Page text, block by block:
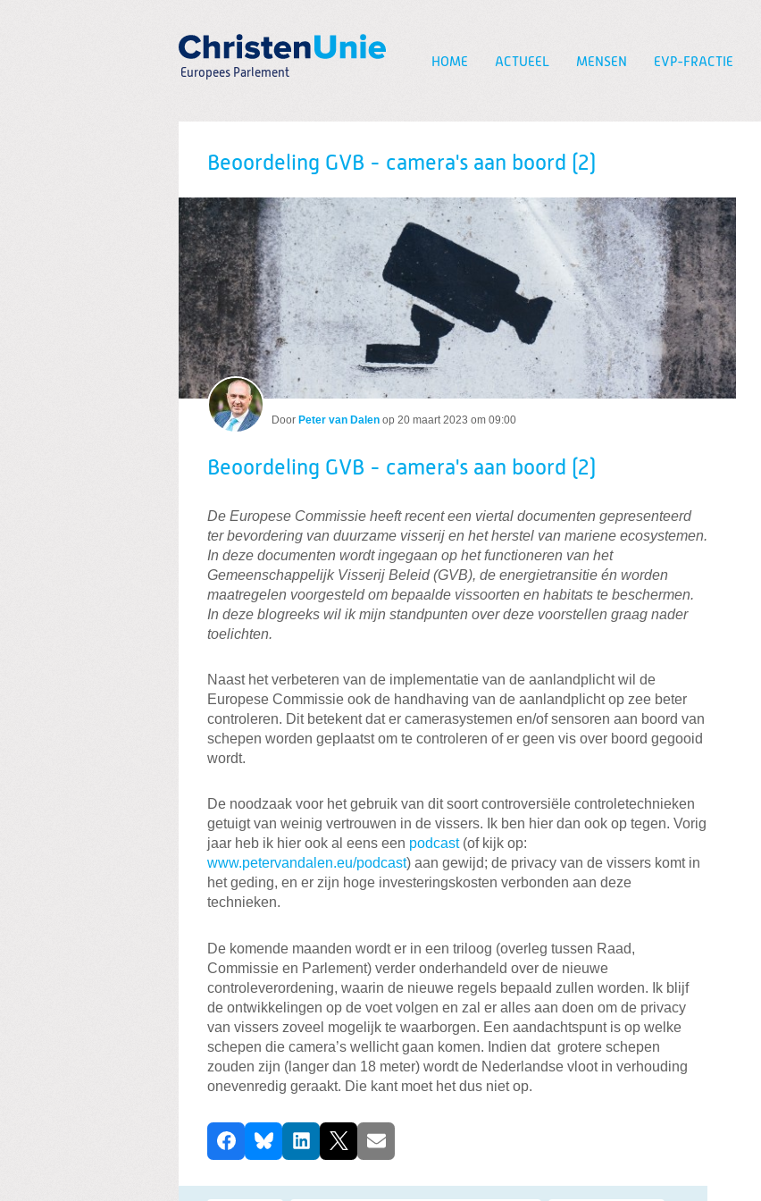
Europees Parlement
HOME ACTUEEL MENSEN EVP-FRACTIE
Beoordeling GVB - camera's aan boord (2)
Door Peter van Dalen op 20 maart 2023 om 09:00
Beoordeling GVB - camera's aan boord (2)
De Europese Commissie heeft recent een viertal documenten gepresenteerd
ter bevordering van duurzame visserij en het herstel van mariene ecosystemen.
In deze documenten wordt ingegaan op het functioneren van het
Gemeenschappelijk Visserij Beleid (GVB), de energietransitie én worden
maatregelen voorgesteld om bepaalde vissoorten en habitats te beschermen.
In deze blogreeks wil ik mijn standpunten over deze voorstellen graag nader
toelichten.
Naast het verbeteren van de implementatie van de aanlandplicht wil de
Europese Commissie ook de handhaving van de aanlandplicht op zee beter
controleren. Dit betekent dat er camerasystemen en/of sensoren aan boord van
schepen worden geplaatst om te controleren of er geen vis over boord gegooid
wordt.
De noodzaak voor het gebruik van dit soort controversiële controletechnieken
getuigt van weinig vertrouwen in de vissers. Ik ben hier dan ook op tegen. Vorig
jaar heb ik hier ook al eens een podcast(of kijk op:
www.petervandalen.eu/podcast) aan gewijd; de privacy van de vissers komt in
het geding, en er zijn hoge investeringskosten verbonden aan deze
technieken.
De komende maanden wordt er in een triloog (overleg tussen Raad,
Commissie en Parlement) verder onderhandeld over de nieuwe
controleverordening, waarin de nieuwe regels bepaald zullen worden. Ik blijf
de ontwikkelingen op de voet volgen en zal er alles aan doen om de privacy
van vissers zoveel mogelijk te waarborgen. Een aandachtspunt is op welke
schepen die camera’s wellicht gaan komen. Indien dat grotere schepen
zouden zijn (langer dan 18 meter) wordt de Nederlandse vloot in verhouding
onevenredig geraakt. Die kant moet het dus niet op.
D
e
e
FacebookBlueskyLinkedIn
X E-mail